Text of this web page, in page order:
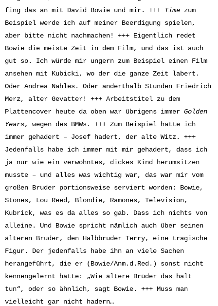
fing das an mit David Bowie und mir. +++ Time zum
Beispiel werde ich auf meiner Beerdigung spielen,
aber bitte nicht nachmachen! +++ Eigentlich redet
Bowie die meiste Zeit in dem Film, und das ist auch
gut so. Ich würde mir ungern zum Beispiel einen Film
ansehen mit Kubicki, wo der die ganze Zeit labert.
Oder Andrea Nahles. Oder anderthalb Stunden Friedrich
Merz, alter Gevatter! +++ Arbeitstitel zu dem
Plattencover heute da oben war übrigens immer Golden
Years, wegen des BMWs. +++ Zum Beispiel hatte ich
immer gehadert – Josef hadert, der alte Witz. +++
Jedenfalls habe ich immer mit mir gehadert, dass ich
ja nur wie ein verwöhntes, dickes Kind herumsitzen
musste – und alles was wichtig war, das war mir vom
großen Bruder portionsweise serviert worden: Bowie,
Stones, Lou Reed, Blondie, Ramones, Television,
Kubrick, was es da alles so gab. Dass ich nichts von
alleine. Und Bowie spricht nämlich auch über seinen
älteren Bruder, den Halbbruder Terry, eine tragische
Figur. Der jedenfalls habe ihn an viele Sachen
herangeführt, die er (Bowie/Anm.d.Red.) sonst nicht
kennengelernt hätte: „Wie ältere Brüder das halt
tun“, oder so ähnlich, sagt Bowie. +++ Muss man
vielleicht gar nicht hadern…